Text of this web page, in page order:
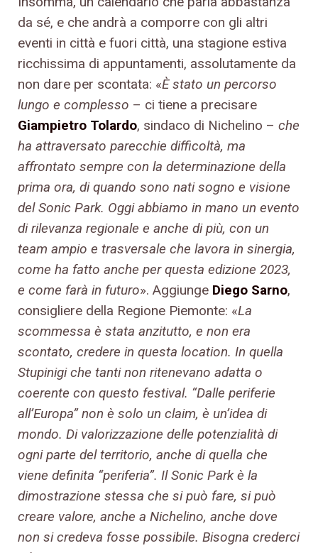
da sé, e che andrà a comporre con gli altri
eventi in città e fuori città, una stagione estiva
ricchissima di appuntamenti, assolutamente da
non dare per scontata: «È stato un percorso
lungo e complesso – ci tiene a precisare
Giampietro Tolardo, sindaco di Nichelino – che
ha attraversato parecchie difficoltà, ma
affrontato sempre con la determinazione della
prima ora, di quando sono nati sogno e visione
del Sonic Park. Oggi abbiamo in mano un evento
di rilevanza regionale e anche di più, con un
team ampio e trasversale che lavora in sinergia,
come ha fatto anche per questa edizione 2023,
e come farà in futuro». Aggiunge Diego Sarno,
consigliere della Regione Piemonte: «La
scommessa è stata anzitutto, e non era
scontato, credere in questa location. In quella
Stupinigi che tanti non ritenevano adatta o
coerente con questo festival. “Dalle periferie
all’Europa” non è solo un claim, è un’idea di
mondo. Di valorizzazione delle potenzialità di
ogni parte del territorio, anche di quella che
viene definita “periferia”. Il Sonic Park è la
dimostrazione stessa che si può fare, si può
creare valore, anche a Nichelino, anche dove
non si credeva fosse possibile. Bisogna crederci